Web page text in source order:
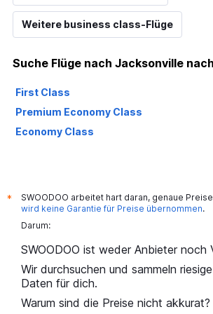
Range:
10
to
Weitere business class-Flüge
Suche Flüge nach Jacksonville
First Class
Premium Economy Class
Economy Class
*
SWOODOO arbeitet hart daran, genaue
wird keine Garantie für Preise übernommen.
Darum:
SWOODOO ist weder Anbieter noch
Wir durchsuchen und sammeln
Daten für dich.
Warum sind die Preise nicht akkurat?